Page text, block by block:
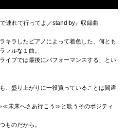
連れて行ってよ／stand by』収録曲
キラしたピアノによって着色した、何とも
フルな１曲。
イブでは最後にパフォーマンスする」とい
、盛り上がりに一役買っていることは間違
未来へさあ行こう≫と歌うそのポジティ
ものだから。